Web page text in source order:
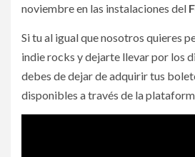
noviembre en las instalaciones del
Si tu al igual que nosotros quieres
indie rocks y dejarte llevar por los
debes de dejar de adquirir tus
disponibles a través de la